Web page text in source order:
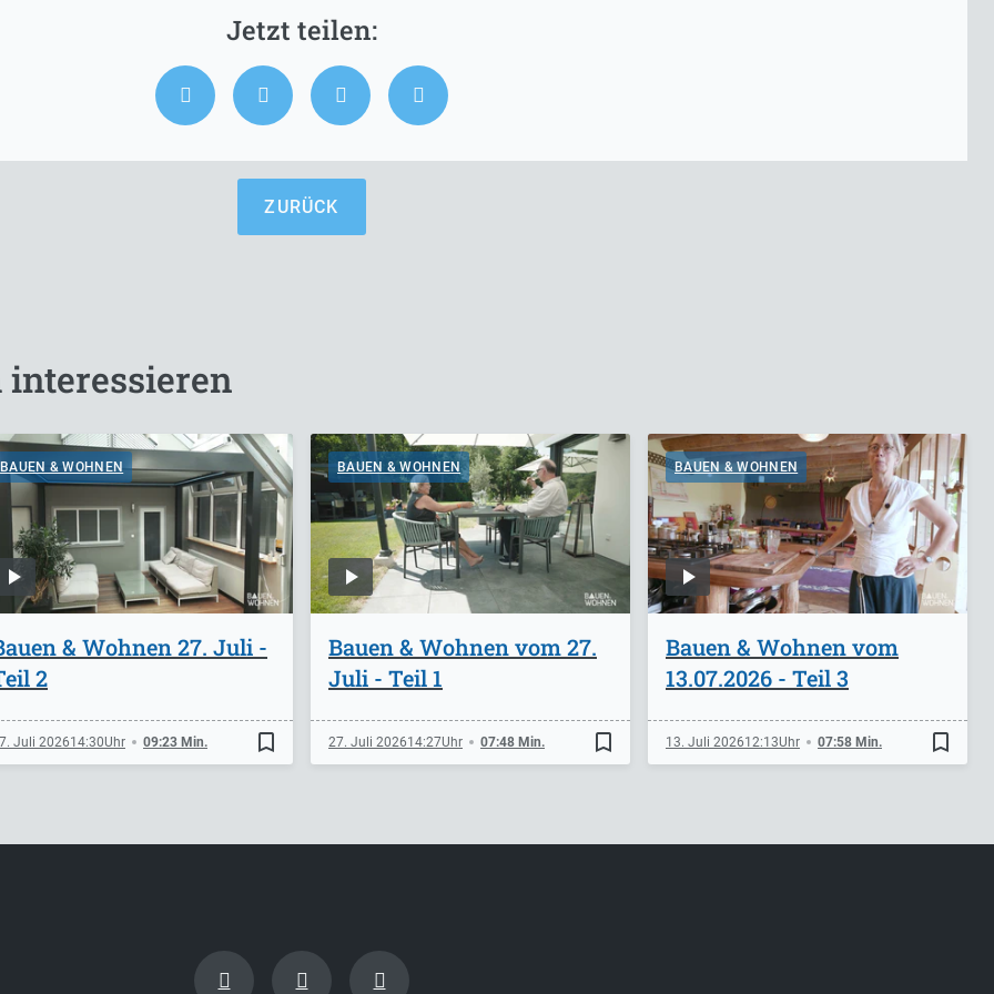
ZURÜCK
interessieren
BAUEN & WOHNEN
& Wohnen 27. Juli -
2
Juli 202614:30 09:23 Min. bookmark_border
BAUEN & WOHNEN
Bauen & Wohnen vom 27.
Juli - Teil 1
27. Juli 202614:27 07:48 Min. bookmark_border
BAUEN & WOHNEN
Bauen & Wohnen vom
13.07.2026 - Teil 3
13. Juli 202612:13 07:58 Min. bookmark_border